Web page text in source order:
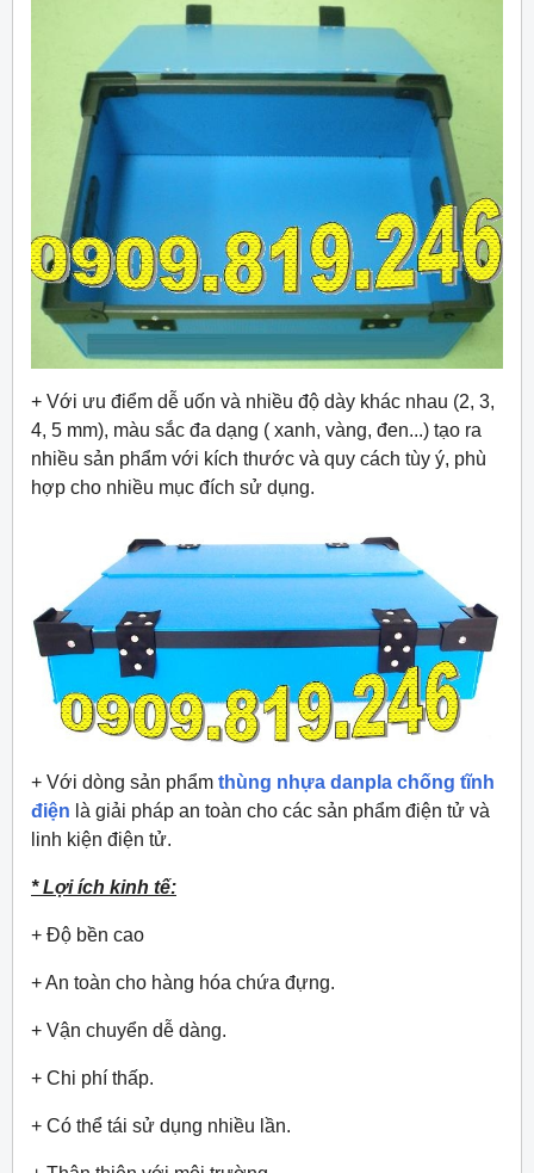
+ Với ưu điểm dễ uốn và nhiều độ dày khác nhau (2, 3,
4, 5 mm), màu sắc đa dạng ( xanh, vàng, đen...) tạo ra
nhiều sản phẩm với kích thước và quy cách tùy ý, phù
hợp cho nhiều mục đích sử dụng.
+ Với dòng sản phẩm thùng nhựa danpla chống tĩnh
điện là giải pháp an toàn cho các sản phẩm điện tử và
linh kiện điện tử.
* Lợi ích kinh tế:
+ Độ bền cao
+ An toàn cho hàng hóa chứa đựng.
+ Vận chuyển dễ dàng.
+ Chi phí thấp.
+ Có thể tái sử dụng nhiều lần.